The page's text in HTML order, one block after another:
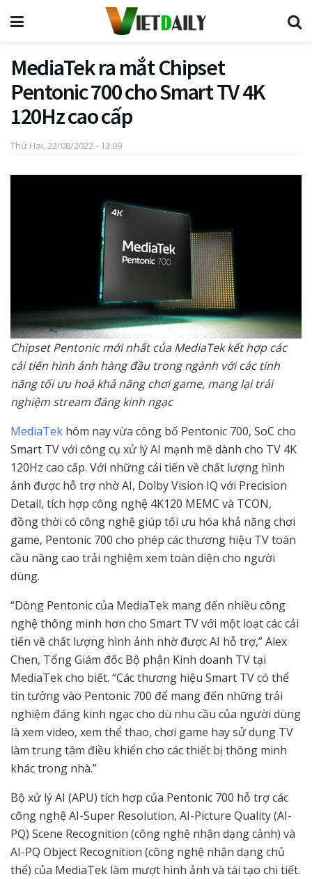
MediaTek ra mắt Chipset
Pentonic 700 cho Smart TV 4K
120Hz cao cấp
Thứ Hai, 22/08/2022 - 13:09
Chipset Pentonic mới nhất của MediaTek kết hợp các
cải tiến hình ảnh hàng đầu trong ngành với các tính
năng tối ưu hoá khả năng chơi game, mang lại trải
nghiệm stream đáng kinh ngạc
MediaTek hôm nay vừa công bố Pentonic 700, SoC cho
Smart TV với công cụ xử lý AI mạnh mẽ dành cho TV 4K
120Hz cao cấp. Với những cải tiến về chất lượng hình
ảnh được hỗ trợ nhờ AI, Dolby Vision IQ với Precision
Detail, tích hợp công nghệ 4K120 MEMC và TCON,
đồng thời có công nghệ giúp tối ưu hóa khả năng chơi
game, Pentonic 700 cho phép các thương hiệu TV toàn
cầu nâng cao trải nghiệm xem toàn diện cho người
dùng.
“Dòng Pentonic của MediaTek mang đến nhiều công
nghệ thông minh hơn cho Smart TV với một loạt các cải
tiến về chất lượng hình ảnh nhờ được AI hỗ trợ,” Alex
Chen, Tổng Giám đốc Bộ phận Kinh doanh TV tại
MediaTek cho biết. “Các thương hiệu Smart TV có thể
tin tưởng vào Pentonic 700 để mang đến những trải
nghiệm đáng kinh ngạc cho dù nhu cầu của người dùng
là xem video, xem thể thao, chơi game hay sử dụng TV
làm trung tâm điều khiển cho các thiết bị thông minh
khác trong nhà.”
Bộ xử lý AI (APU) tích hợp của Pentonic 700 hỗ trợ các
công nghệ AI-Super Resolution, AI-Picture Quality (AI-
PQ) Scene Recognition (công nghệ nhận dạng cảnh) và
AI-PQ Object Recognition (công nghệ nhận dạng chủ
thể) của MediaTek làm mượt hình ảnh và tái tạo chi tiết.